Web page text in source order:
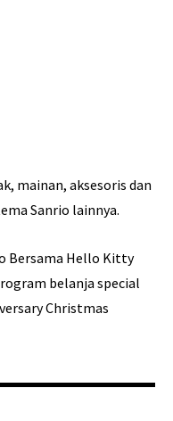
mainan, aksesoris dan
Sanrio lainnya.
Bersama Hello Kitty
belanja special
Christmas